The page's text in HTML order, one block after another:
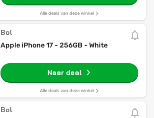
Alle deals van deze winkel
Bol
Apple iPhone 17 - 256GB - White
Naar deal
Alle deals van deze winkel
Bol